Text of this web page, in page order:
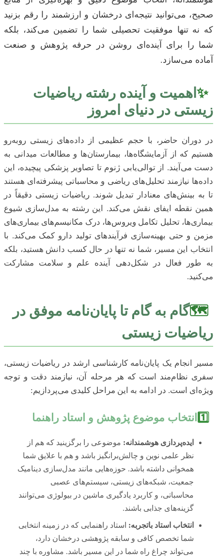
صحیح، می‌توانید نتیجه‌ای درخشان و ارزشمند را رقم بزنید
که نه تنها موفقیت تحصیلی شما را تضمین می‌کند، بلکه
شما را برای آینده‌ای روشن در حرفه پژوهش و صنعت
آماده می‌سازد.
✨ اهمیت و آینده رشته ریاضیات
زیستی در دنیای امروز
در دوران حاضر، با حجم عظیمی از داده‌های زیستی روبه‌رو
هستیم که از آزمایشگاه‌ها، بیمارستان‌ها و مطالعات میدانی به
دست می‌آیند. از توالی‌یابی ژنوم تا تصاویر پزشکی پیچیده، این
داده‌ها نیازمند تحلیل‌های ریاضی و محاسباتی پیشرفته‌ای هستند
تا به بینش‌های معنادار تبدیل شوند. ریاضیات زیستی دقیقاً در
همین نقطه ایفای نقش می‌کند. این رشته به مدل‌سازی شیوع
بیماری‌ها، تحلیل تکامل ویروس‌ها، درک مکانیسم‌های بیماری‌های
مزمن و حتی بهینه‌سازی فرآیندهای تولید دارو کمک می‌کند. با
انتخاب این مسیر، شما نه تنها در حال کسب دانش هستید، بلکه
به طور فعال در شکل‌دهی آینده علم و سلامت مشارکت
می‌کنید.
🗺️گام به گام تا پایان‌نامه موفق در
ریاضیات زیستی
مسیر انجام یک پایان‌نامه کارشناسی ارشد در ریاضیات زیستی،
سفری نظام‌مند است که هر مرحله آن، نیازمند دقت و توجه
ویژه‌ای است. در ادامه به این مراحل کلیدی می‌پردازیم:
1️⃣ انتخاب موضوع پژوهش و استاد راهنما
ایده‌پردازی هوشمندانه: موضوعی را برگزینید که هم از
نظر علمی نوین و چالش‌برانگیز باشد و هم با علایق شما
همخوانی داشته باشد. حوزه‌هایی مانند مدل‌سازی دینامیک
جمعیت، شبکه‌های زیستی، سیستم‌های عصبی
محاسباتی، و کاربرد یادگیری ماشین در بیولوژی می‌توانند
گزینه‌های جذابی باشند.
انتخاب استاد باتجربه: استاد راهنمایی که در زمینه انتخابی
شما تخصص کافی و سابقه پژوهشی درخشان دارد،
می‌تواند چراغ راه شما در این مسیر باشد. مشاوره با چند